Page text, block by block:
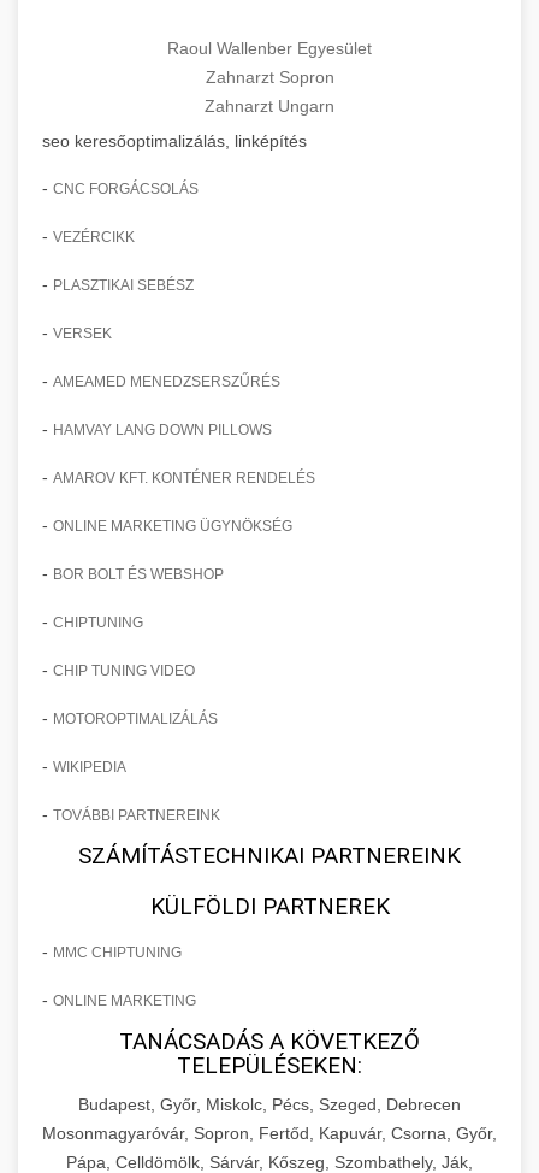
Raoul Wallenber Egyesület
Zahnarzt Sopron
Zahnarzt Ungarn
seo keresőoptimalizálás, linképítés
- CNC FORGÁCSOLÁS
- VEZÉRCIKK
- PLASZTIKAI SEBÉSZ
- VERSEK
- AMEAMED MENEDZSERSZŰRÉS
- HAMVAY LANG DOWN PILLOWS
- AMAROV KFT. KONTÉNER RENDELÉS
- ONLINE MARKETING ÜGYNÖKSÉG
- BOR BOLT ÉS WEBSHOP
- CHIPTUNING
- CHIP TUNING VIDEO
- MOTOROPTIMALIZÁLÁS
- WIKIPEDIA
- TOVÁBBI PARTNEREINK
SZÁMÍTÁSTECHNIKAI PARTNEREINK
KÜLFÖLDI PARTNEREK
- MMC CHIPTUNING
- ONLINE MARKETING
TANÁCSADÁS A KÖVETKEZŐ
TELEPÜLÉSEKEN:
Budapest, Győr, Miskolc, Pécs, Szeged, Debrecen
Mosonmagyaróvár, Sopron, Fertőd, Kapuvár, Csorna, Győr,
Pápa, Celldömölk, Sárvár, Kőszeg, Szombathely, Ják,